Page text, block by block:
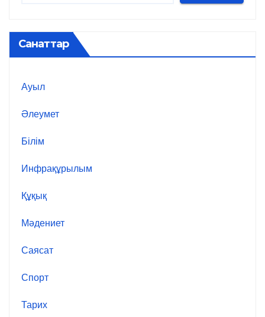
Санаттар
Ауыл
Әлеумет
Білім
Инфрақұрылым
Құқық
Мәдениет
Саясат
Спорт
Тарих